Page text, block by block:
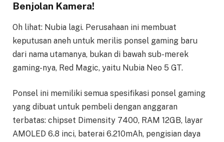
Benjolan Kamera!
Oh lihat: Nubia lagi. Perusahaan ini membuat
keputusan aneh untuk merilis ponsel gaming baru
dari nama utamanya, bukan di bawah sub-merek
gaming-nya, Red Magic, yaitu Nubia Neo 5 GT.
Ponsel ini memiliki semua spesifikasi ponsel gaming
yang dibuat untuk pembeli dengan anggaran
terbatas: chipset Dimensity 7400, RAM 12GB, layar
AMOLED 6.8 inci, baterai 6.210mAh, pengisian daya